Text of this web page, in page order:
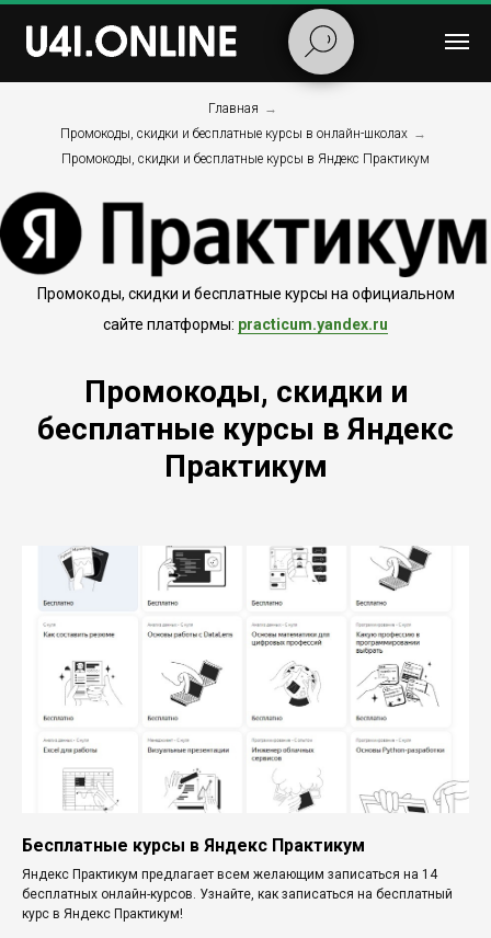
Главная →
Промокоды, скидки и бесплатные курсы в онлайн-школах →
Промокоды, скидки и бесплатные курсы в Яндекс Практикум
Промокоды, скидки и бесплатные курсы на официальном
сайте платформы: practicum.yandex.ru
Промокоды, скидки и
бесплатные курсы в Яндекс
Практикум
Бесплатные курсы в Яндекс Практикум
Яндекс Практикум предлагает всем желающим записаться на 14
бесплатных онлайн-курсов. Узнайте, как записаться на бесплатный
курс в Яндекс Практикум!